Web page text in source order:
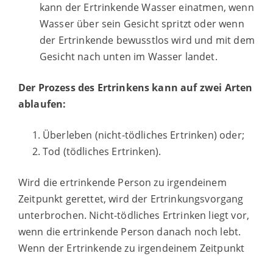
kann der Ertrinkende Wasser einatmen, wenn
Wasser über sein Gesicht spritzt oder wenn
der Ertrinkende bewusstlos wird und mit dem
Gesicht nach unten im Wasser landet.
Der Prozess des Ertrinkens kann auf zwei Arten
ablaufen:
Überleben (nicht-tödliches Ertrinken) oder;
Tod (tödliches Ertrinken).
Wird die ertrinkende Person zu irgendeinem
Zeitpunkt gerettet, wird der Ertrinkungsvorgang
unterbrochen. Nicht-tödliches Ertrinken liegt vor,
wenn die ertrinkende Person danach noch lebt.
Wenn der Ertrinkende zu irgendeinem Zeitpunkt